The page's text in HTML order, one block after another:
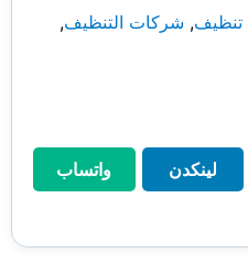
, شركات التنظيف,
لينكدن
لينكدن
واتساب
واتساب